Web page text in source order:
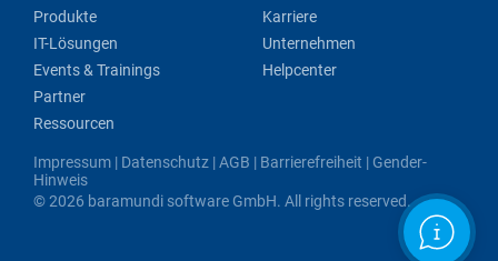
Produkte
IT-Lösungen
Events & Trainings
Partner
Ressourcen
Karriere
Unternehmen
Helpcenter
Impressum | Datenschutz |AGB | Barrierefreiheit | Gender-
Hinweis
© 2026 baramundi software GmbH. All rights reserved.